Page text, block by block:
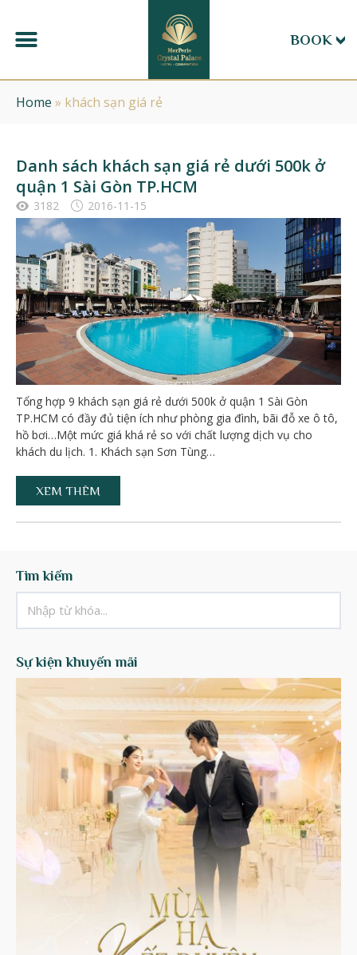
BOOK
Home » khách sạn giá rẻ
Danh sách khách sạn giá rẻ dưới 500k ở
quận 1 Sài Gòn TP.HCM
3182 2016-11-15
Tổng hợp 9 khách sạn giá rẻ dưới 500k ở quận 1 Sài Gòn
TP.HCM có đầy đủ tiện ích như phòng gia đình, bãi đỗ xe ô tô,
hồ bơi…Một mức giá khá rẻ so với chất lượng dịch vụ cho
khách du lịch. 1. Khách sạn Sơn Tùng…
XEM THÊM
Tìm kiếm
Sự kiện khuyến mãi